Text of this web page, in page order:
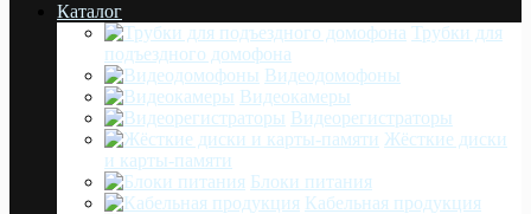
Каталог
Трубки для
подъездного домофона
Видеодомофоны
Видеокамеры
Видеорегистраторы
Жёсткие диски
и карты-памяти
Блоки питания
Кабельная продукция